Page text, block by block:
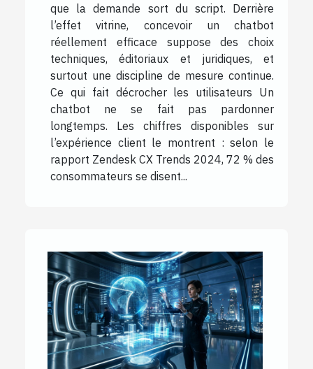
que la demande sort du script. Derrière
l’effet vitrine, concevoir un chatbot
réellement efficace suppose des choix
techniques, éditoriaux et juridiques, et
surtout une discipline de mesure continue.
Ce qui fait décrocher les utilisateurs Un
chatbot ne se fait pas pardonner
longtemps. Les chiffres disponibles sur
l’expérience client le montrent : selon le
rapport Zendesk CX Trends 2024, 72 % des
consommateurs se disent...